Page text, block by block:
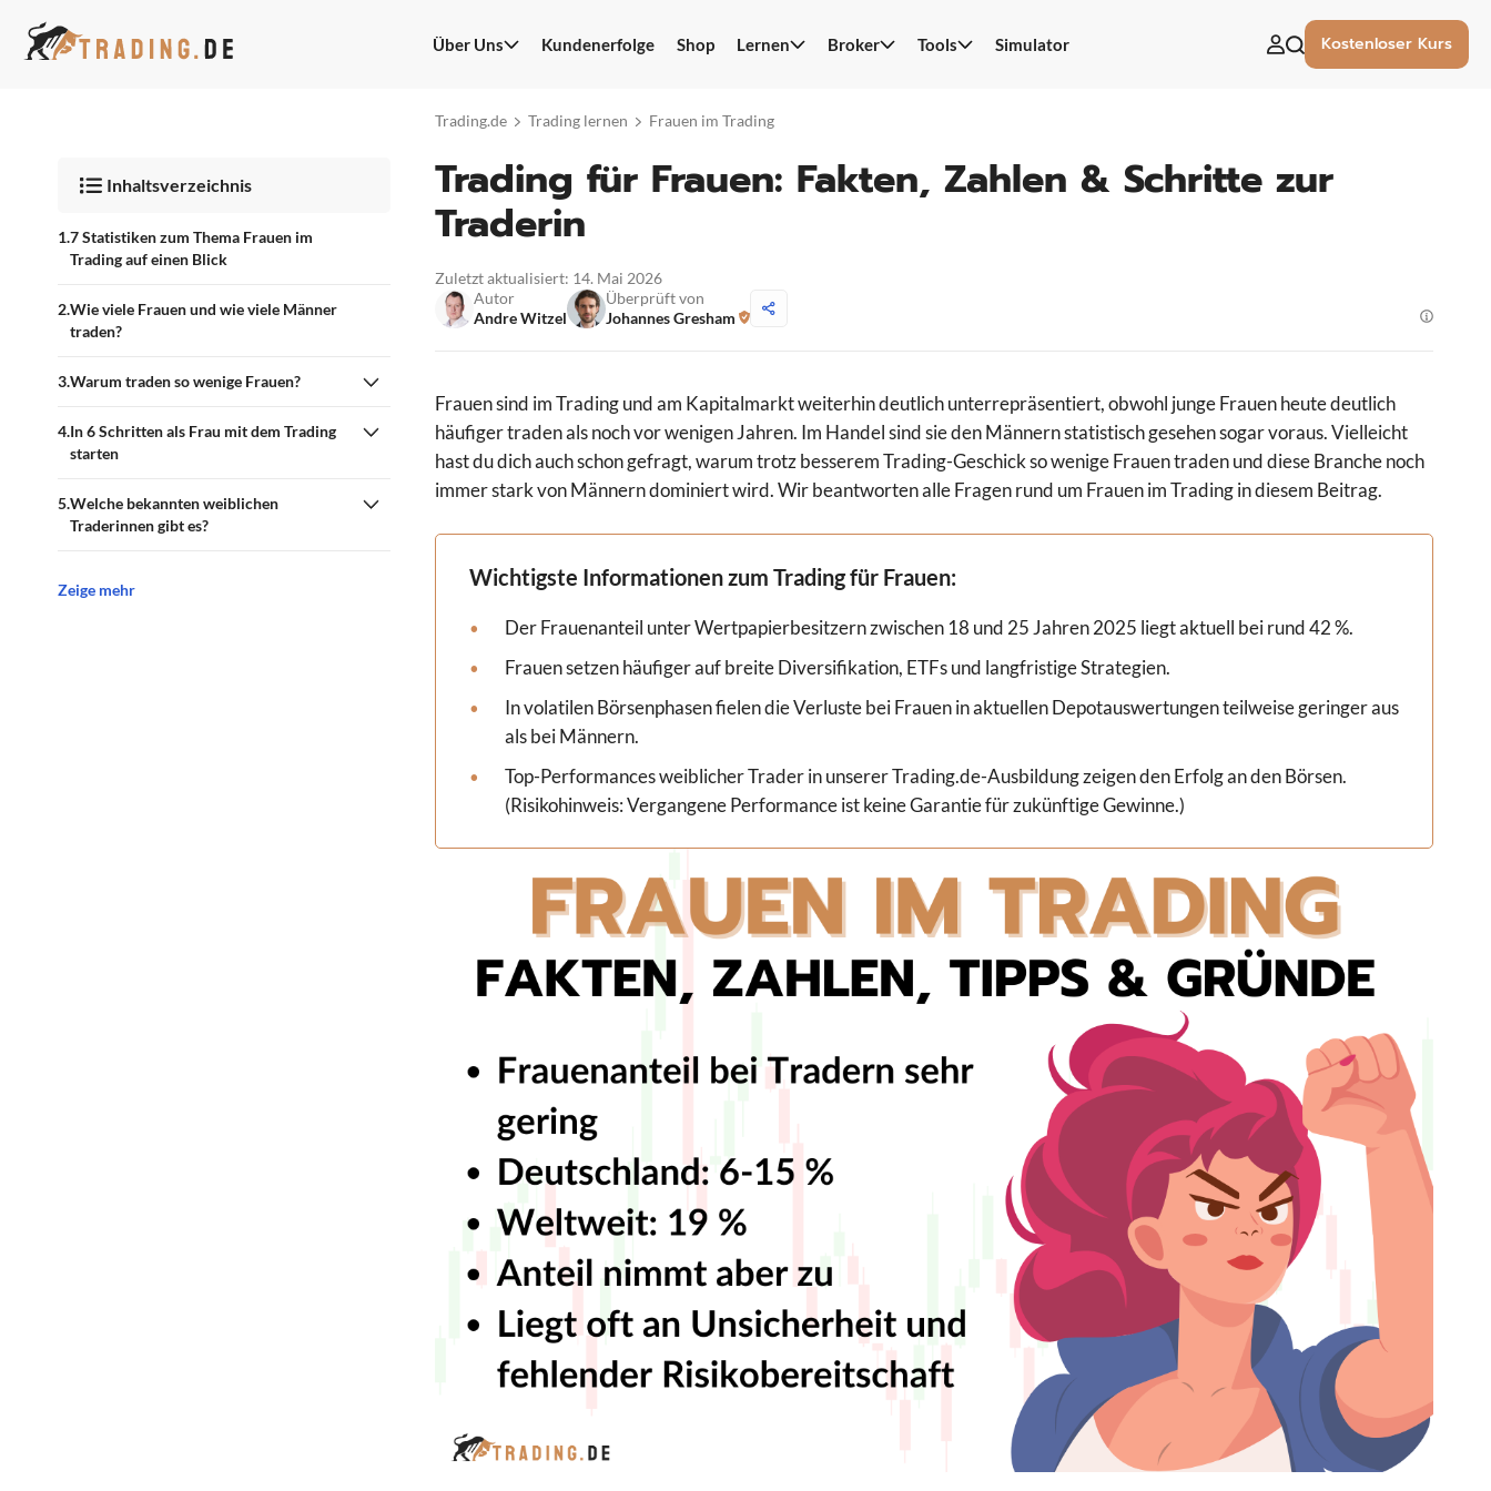
Inhalt
Über Uns Kundenerfolge Shop Lernen Broker Tools Simulator Kostenloser Kurs
Trading.de Trading lernen Frauen im Trading
Trading für Frauen: Fakten, Zahlen & Schritte zur
Traderin
Zuletzt aktualisiert: 14. Mai 2026
Autor
Andre Witzel
Überprüft von
Johannes Gresham
Frauen sind im Trading und am Kapitalmarkt weiterhin deutlich unterrepräsentiert, obwohl junge Frauen heute deutlich
häufiger traden als noch vor wenigen Jahren. Im Handel sind sie den Männern statistisch gesehen sogar voraus. Vielleicht
hast du dich auch schon gefragt, warum trotz besserem Trading-Geschick so wenige Frauen traden und diese Branche noch
immer stark von Männern dominiert wird. Wir beantworten alle Fragen rund um Frauen im Trading in diesem Beitrag.
Wichtigste Informationen zum Trading für Frauen:
Der Frauenanteil unter Wertpapierbesitzern zwischen 18 und 25 Jahren 2025 liegt aktuell bei rund 42 %.
Frauen setzen häufiger auf breite Diversifikation, ETFs und langfristige Strategien.
In volatilen Börsenphasen fielen die Verluste bei Frauen in aktuellen Depotauswertungen teilweise geringer aus
als bei Männern.
Top-Performances weiblicher Trader in unserer Trading.de-Ausbildung zeigen den Erfolg an den Börsen.
(Risikohinweis: Vergangene Performance ist keine Garantie für zukünftige Gewinne.)
Inhaltsverzeichnis
7 Statistiken zum Thema Frauen im
Trading auf einen Blick
Wie viele Frauen und wie viele Männer
traden?
Warum traden so wenige Frauen?
In 6 Schritten als Frau mit dem Trading
starten
Welche bekannten weiblichen
Traderinnen gibt es?
Zeige mehr